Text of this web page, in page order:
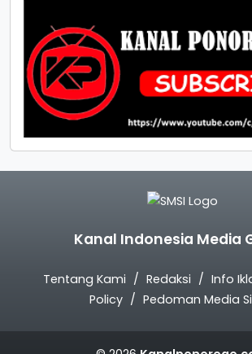
Kanal Indonesia Media
Tentang Kami Redaksi Info
Policy
Pedoman Media